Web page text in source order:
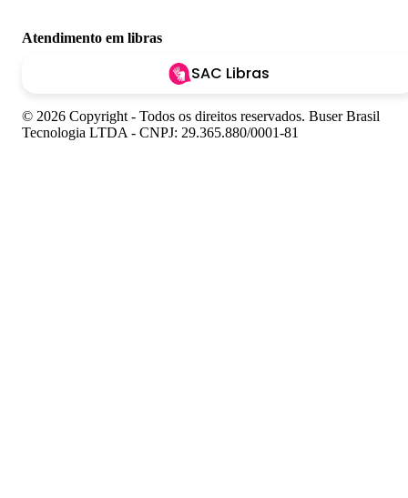
Atendimento em libras
SAC Libras
© 2026 Copyright - Todos os direitos reservados. Buser Brasil
Tecnologia LTDA - CNPJ: 29.365.880/0001-81